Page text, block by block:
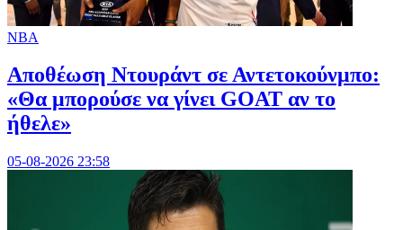
NBA
Αποθέωση Ντουράντ σε Αντετοκούνμπο:
«Θα μπορούσε να γίνει GOAT αν το
ήθελε»
05-08-2026 23:58